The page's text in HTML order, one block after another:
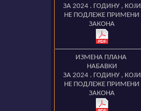
ЗА 2024 . ГОДИНУ, КОЈИ
НЕ ПОДЛЕЖЕ ПРИМЕНИ
ЗАКОНА
ИЗМЕНА ПЛАНА
НАБАВКИ
ЗА 2024 . ГОДИНУ, КОЈИ
НЕ ПОДЛЕЖЕ ПРИМЕНИ
ЗАКОНА